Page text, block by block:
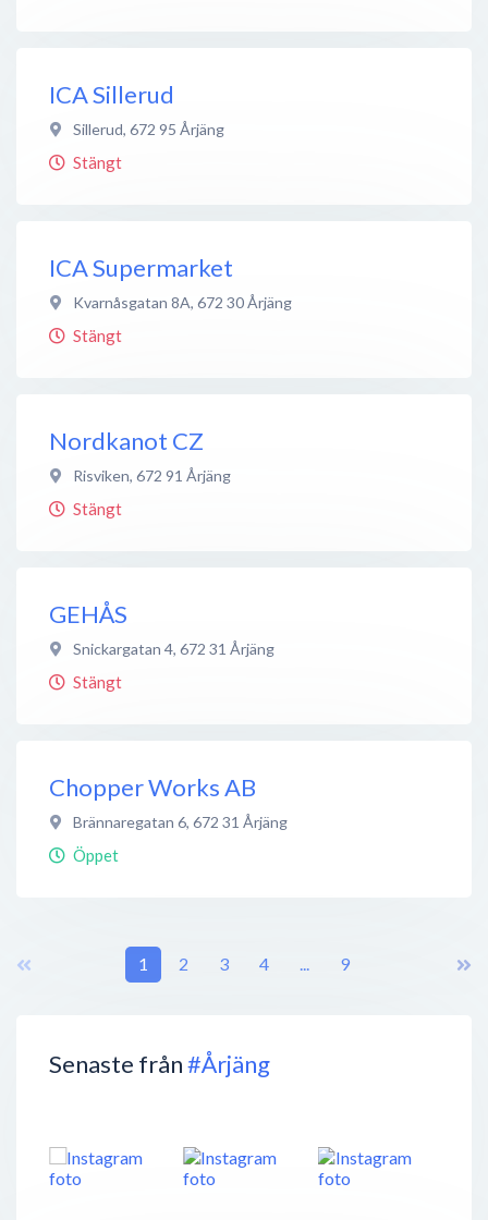
Senaste från#Årjäng
ICA Sillerud
Sillerud, 672 95 Årjäng
Stängt
ICA Supermarket
Kvarnåsgatan 8A, 672 30Årjäng
Stängt
Nordkanot CZ
Risviken, 672 91 Årjäng
Stängt
GEHÅS
Snickargatan 4, 672 31 Årjäng
Stängt
Chopper Works AB
Brännaregatan 6, 672 31 Årjäng
Öppet
1 2 3 4 ... 9